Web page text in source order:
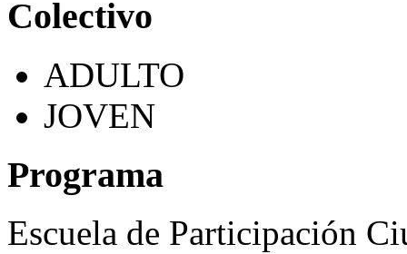
Colectivo
ADULTO
JOVEN
Programa
Escuela de Participación